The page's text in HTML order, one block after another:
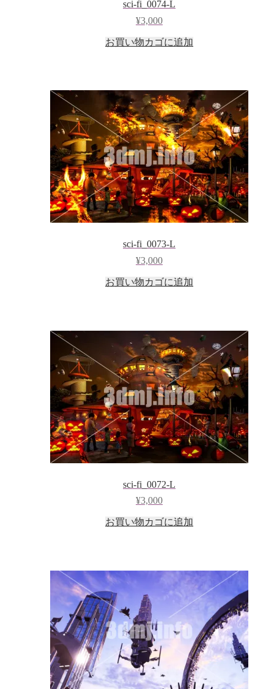
sci-fi_0074-L
¥3,000
お買い物カゴに追加
sci-fi_0073-L
¥3,000
お買い物カゴに追加
sci-fi_0072-L
¥3,000
お買い物カゴに追加